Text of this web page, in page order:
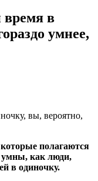
время в
умнее,
полагаются
умны, как люди,
в одиночку.